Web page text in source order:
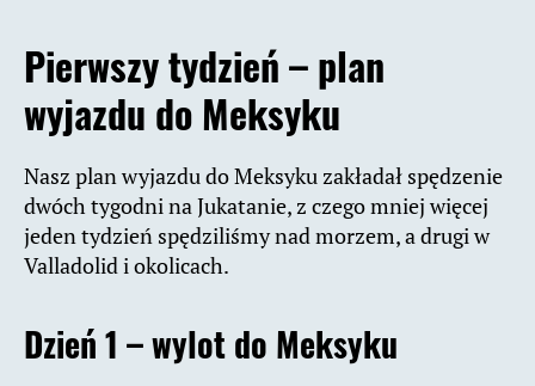
Pierwszy tydzień – plan
wyjazdu do Meksyku
Nasz plan wyjazdu do Meksyku zakładał spędzenie
dwóch tygodni na Jukatanie, z czego mniej więcej
jeden tydzień spędziliśmy nad morzem, a drugi w
Valladolid i okolicach.
Dzień 1 – wylot do Meksyku